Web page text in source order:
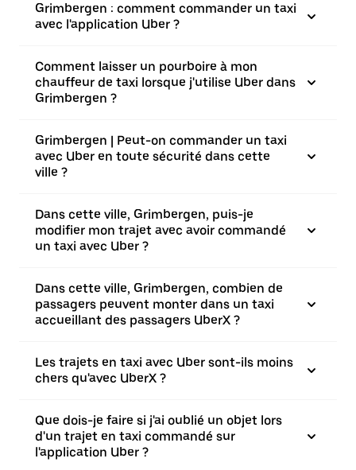
Grimbergen : comment commander un taxi
avec l'application Uber ?
Comment laisser un pourboire à mon
chauffeur de taxi lorsque j'utilise Uber dans
Grimbergen ?
Grimbergen | Peut-on commander un taxi
avec Uber en toute sécurité dans cette
ville ?
Dans cette ville, Grimbergen, puis-je
modifier mon trajet avec avoir commandé
un taxi avec Uber ?
Dans cette ville, Grimbergen, combien de
passagers peuvent monter dans un taxi
accueillant des passagers UberX ?
Les trajets en taxi avec Uber sont-ils moins
chers qu'avec UberX ?
Que dois-je faire si j'ai oublié un objet lors
d'un trajet en taxi commandé sur
l'application Uber ?